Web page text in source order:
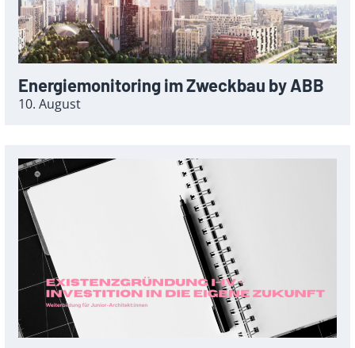
Energiemonitoring im Zweckbau by ABB
10. August